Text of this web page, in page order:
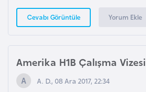
Cevabı Görüntüle Yorum Ekle
Amerika H1B Çalışma Vizesi
A. D., 08 Ara 2017, 22:34
r
l
n
d